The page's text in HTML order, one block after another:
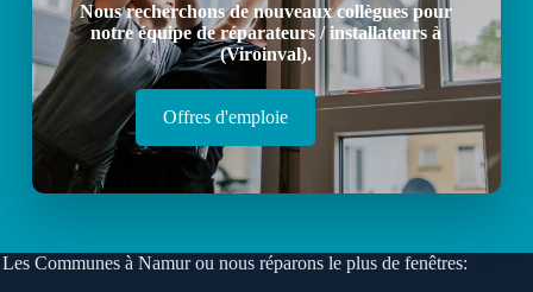
Nous recherchons de nouveaux collègues pour
notre équipe de réparateurs / installateurs à
(Viroinval).
Offres d'emploie
Les Communes à Namur ou nous réparons le plus de fenêtres: